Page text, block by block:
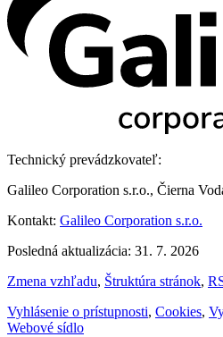
Technický prevádzkovateľ:
Galileo Corporation s.r.o., Čierna
Kontakt: Galileo Corporation s.r.o.
Posledná aktualizácia: 31. 7. 2026
Zmena vzhľadu, Štruktúra stránok,
Vyhlásenie o prístupnosti, Cookies,
Webové sídlo